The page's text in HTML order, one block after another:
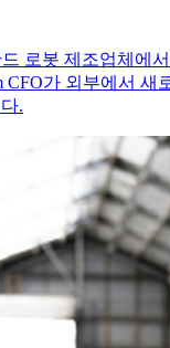
로봇 제조업체에
CFO가 외부에서 새
.